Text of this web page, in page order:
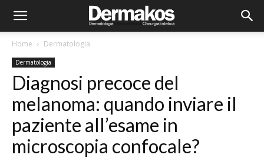
Home Dermatologia
Dermatologia
Diagnosi precoce del
melanoma: quando inviare il
paziente all’esame in
microscopia confocale?